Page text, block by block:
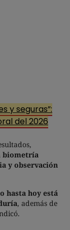
y seguras”:
del 2026
biometría
y observación
hasta hoy está
, además de